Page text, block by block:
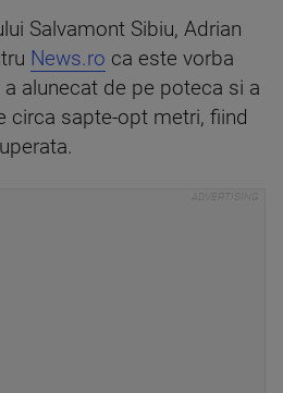
Salvamont Sibiu, Adrian
News.ro ca este vorba
alunecat de pe poteca si a
circa sapte-opt metri, fiind